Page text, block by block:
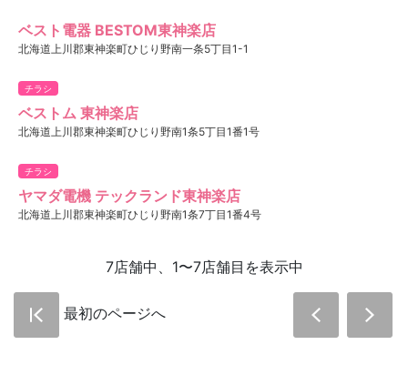
ベスト電器 BESTOM東神楽店
北海道上川郡東神楽町ひじり野南一条5丁目1-1
チラシ
ベストム 東神楽店
北海道上川郡東神楽町ひじり野南1条5丁目1番1号
チラシ
ヤマダ電機 テックランド東神楽店
北海道上川郡東神楽町ひじり野南1条7丁目1番4号
7店舗中、1〜7店舗目を表示中
最初のページへ